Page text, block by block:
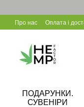
Про нас Оплата і
ПОДАРУНКИ.
СУВЕНІРИ